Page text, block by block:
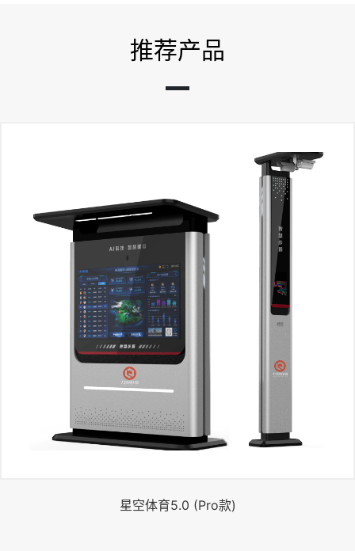
推荐产品
星空体育5.0 (Pro款)